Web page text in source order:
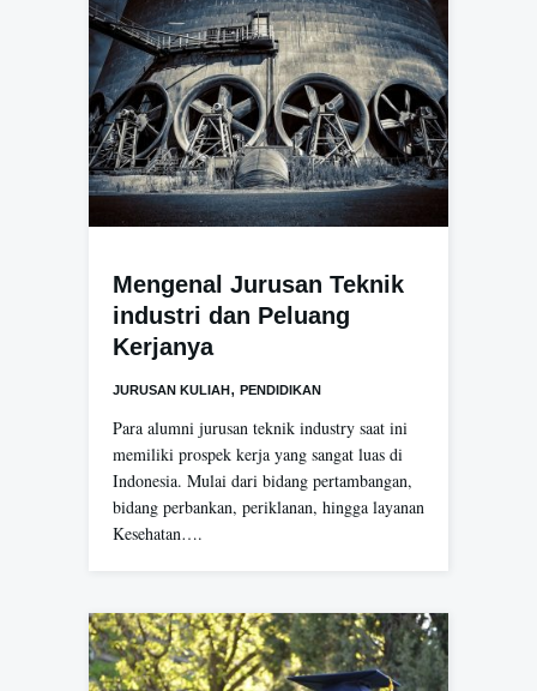
Mengenal Jurusan Teknik
industri dan Peluang
Kerjanya
JURUSAN KULIAH , PENDIDIKAN
Para alumni jurusan teknik industry saat ini
memiliki prospek kerja yang sangat luas di
Indonesia. Mulai dari bidang pertambangan,
bidang perbankan, periklanan, hingga layanan
Kesehatan….